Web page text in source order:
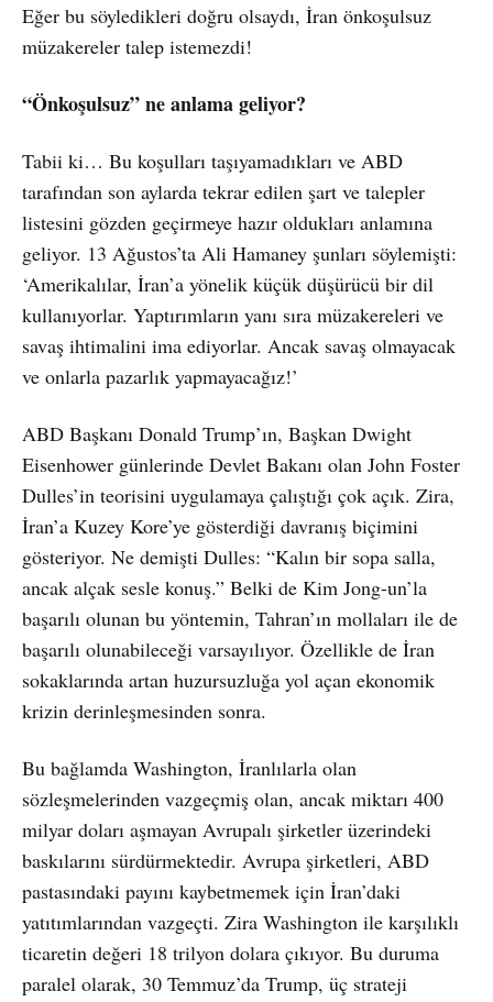
Eğer bu söyledikleri doğru olsaydı, İran önkoşulsuz
müzakereler talep istemezdi!
“Önkoşulsuz” ne anlama geliyor?
Tabii ki… Bu koşulları taşıyamadıkları ve ABD
tarafından son aylarda tekrar edilen şart ve talepler
listesini gözden geçirmeye hazır oldukları anlamına
geliyor. 13 Ağustos’ta Ali Hamaney şunları söylemişti:
‘Amerikalılar, İran’a yönelik küçük düşürücü bir dil
kullanıyorlar. Yaptırımların yanı sıra müzakereleri ve
savaş ihtimalini ima ediyorlar. Ancak savaş olmayacak
ve onlarla pazarlık yapmayacağız!’
ABD Başkanı Donald Trump’ın, Başkan Dwight
Eisenhower günlerinde Devlet Bakanı olan John Foster
Dulles’in teorisini uygulamaya çalıştığı çok açık. Zira,
İran’a Kuzey Kore’ye gösterdiği davranış biçimini
gösteriyor. Ne demişti Dulles: “Kalın bir sopa salla,
ancak alçak sesle konuş.” Belki de Kim Jong-un’la
başarılı olunan bu yöntemin, Tahran’ın mollaları ile de
başarılı olunabileceği varsayılıyor. Özellikle de İran
sokaklarında artan huzursuzluğa yol açan ekonomik
krizin derinleşmesinden sonra.
Bu bağlamda Washington, İranlılarla olan
sözleşmelerinden vazgeçmiş olan, ancak miktarı 400
milyar doları aşmayan Avrupalı şirketler üzerindeki
baskılarını sürdürmektedir. Avrupa şirketleri, ABD
pastasındaki payını kaybetmemek için İran’daki
yatıtımlarından vazgeçti. Zira Washington ile karşılıklı
ticaretin değeri 18 trilyon dolara çıkıyor. Bu duruma
paralel olarak, 30 Temmuz’da Trump, üç strateji